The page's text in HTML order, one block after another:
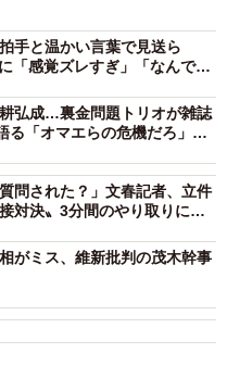
手と温かい言葉で見送ら
「感覚ズレすぎ」「なんで円
弘成…裏金問題トリオが雑誌
「オマエらの危機だろ」
問された？」文春記者、立件
対決〟3分間のやり取りに会
がミス、維新批判の茂木幹事